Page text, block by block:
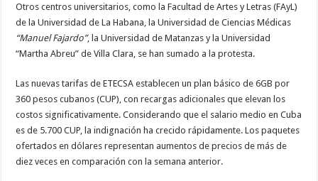
Otros centros universitarios, como la Facultad de Artes y Letras (FAyL)
de la Universidad de La Habana, la Universidad de Ciencias Médicas
“Manuel Fajardo”, la Universidad de Matanzas y la Universidad
“Martha Abreu” de Villa Clara, se han sumado a la protesta.
Las nuevas tarifas de ETECSA establecen un plan básico de 6GB por
360 pesos cubanos (CUP), con recargas adicionales que elevan los
costos significativamente. Considerando que el salario medio en Cuba
es de 5.700 CUP, la indignación ha crecido rápidamente. Los paquetes
ofertados en dólares representan aumentos de precios de más de
diez veces en comparación con la semana anterior.